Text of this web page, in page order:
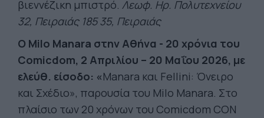
βιεννέζικη μπιστρό. Λεωφ. Ηρ. Πολυτεχνείου
32, Πειραιάς 185 35, Πειραιάς
Ο Milo Manara στην Αθήνα - 20 χρόνια του
Comicdom, 2 Απριλίου – 20 Μαΐου 2026, με
ελεύθ. είσοδο: «Manara και Fellini: Όνειρο
και Σχέδιο», παρουσία του Milo Manara. Στο
πλαίσιο των 20 χρόνων του Comicdom CON